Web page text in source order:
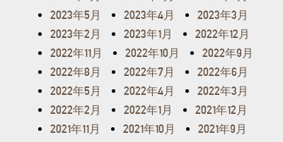
2023年5月
2023年4月
2023年3月
2023年2月
2023年1月
2022年12月
2022年11月
2022年10月
2022年9月
2022年8月
2022年7月
2022年6月
2022年5月
2022年4月
2022年3月
2022年2月
2022年1月
2021年12月
2021年11月
2021年10月
2021年9月